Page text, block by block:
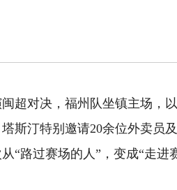
对决，福州队坐镇主场，
斯汀特别邀请20余位外卖员
“路过赛场的人”，变成“走进